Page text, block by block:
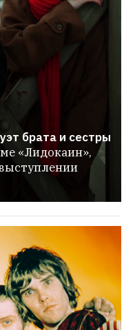
брата и сестры
«Лидокаин»,